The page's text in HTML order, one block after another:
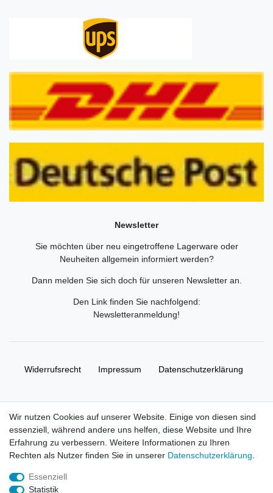
Newsletter
Sie möchten über neu eingetroffene Lagerware oder
Neuheiten allgemein informiert werden?
Dann melden Sie sich doch für unseren Newsletter an.
Den Link finden Sie nachfolgend:
Newsletteranmeldung!
Widerrufs­recht Impressum Daten­schutz­erklärung
© Copyright 2026 | Alle Rechte vorbehalten. HL-
Handelsgesellschaft mbH.
Alle Markennamen, Warenzeichen sowie sämtliche Produktbilder
Wir nutzen Cookies auf unserer Website. Einige von diesen sind
essenziell, während andere uns helfen, diese Website und Ihre
Erfahrung zu verbessern. Weitere Informationen zu Ihren
Rechten als Nutzer finden Sie in unserer Daten­schutz­erklärung
Essenziell
Statistik